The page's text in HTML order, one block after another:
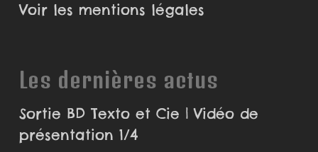
Voir les mentions légales
Les dernières actus
Sortie BD Texto et Cie | Vidéo de
présentation 1/4